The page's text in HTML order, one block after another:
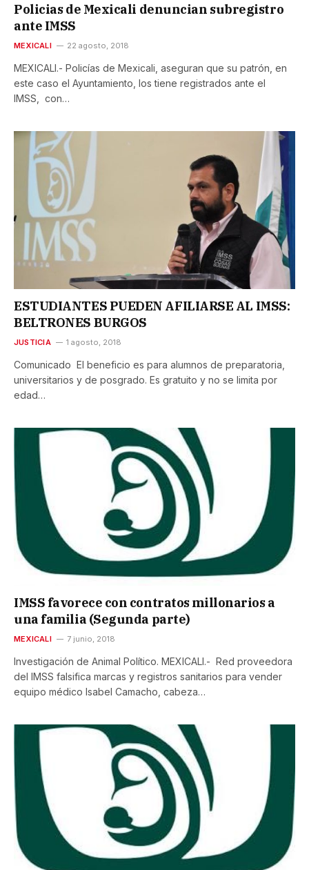
Policias de Mexicali denuncian subregistro
ante IMSS
MEXICALI 22 agosto, 2018
MEXICALI.- Policías de Mexicali, aseguran que su patrón, en
este caso el Ayuntamiento, los tiene registrados ante el
IMSS, con…
ESTUDIANTES PUEDEN AFILIARSE AL IMSS:
BELTRONES BURGOS
JUSTICIA 1 agosto, 2018
Comunicado El beneficio es para alumnos de preparatoria,
universitarios y de posgrado. Es gratuito y no se limita por
edad…
IMSS favorece con contratos millonarios a
una familia (Segunda parte)
MEXICALI 7 junio, 2018
Investigación de Animal Político. MEXICALI.- Red proveedora
del IMSS falsifica marcas y registros sanitarios para vender
equipo médico Isabel Camacho, cabeza…